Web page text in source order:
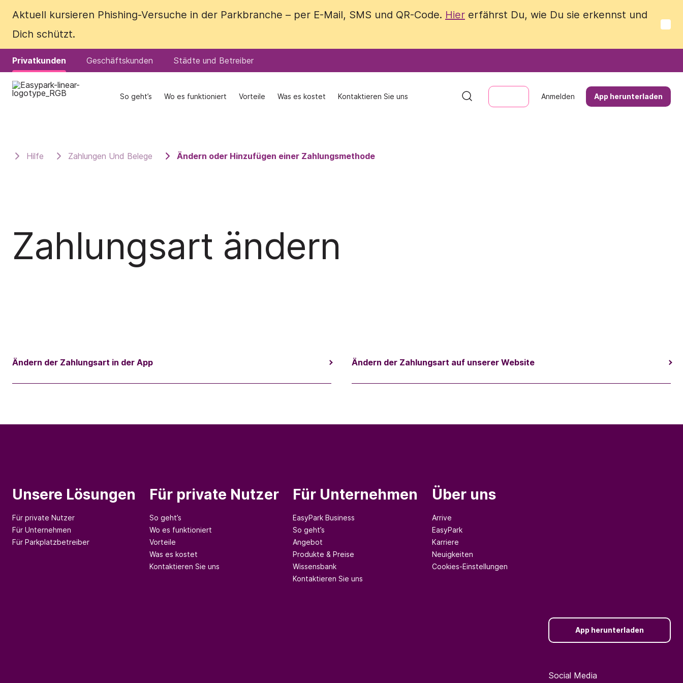
Aktuell kursieren Phishing-Versuche in der Parkbranche – per E-Mail, SMS und QR-Code. Hier erfährst Du, wie Du sie erkennst und
Dich schützt.
Privatkunden Geschäftskunden Städte und Betreiber
So geht’s Wo es funktioniert Vorteile Was es kostet Kontaktieren Sie uns Anmelden App herunterladen
Aktuell kursieren Phishing-Versuche in der Parkbranche – per E-Mail, SMS und QR-Code. Hier erfährst Du, wie Du sie erkennst und
Dich schützt.
Privatkunden Geschäftskunden Städte und Betreiber
So geht’s Wo es funktioniert Vorteile Was es kostet Kontaktieren Sie uns Anmelden App herunterladen
Hilfe Zahlungen Und Belege Ändern oder Hinzufügen einer Zahlungsmethode
Zahlungsart ändern
Ändern der Zahlungsart in der App Ändern der Zahlungsart auf unserer Website
Unsere Lösungen
Für private Nutzer
Für Unternehmen
Für Parkplatzbetreiber
Für private Nutzer
So geht’s
Wo es funktioniert
Vorteile
Was es kostet
Kontaktieren Sie uns
Für Unternehmen
EasyPark Business
So geht’s
Angebot
Produkte & Preise
Wissensbank
Kontaktieren Sie uns
Über uns
Arrive
EasyPark
Karriere
Neuigkeiten
Cookies-Einstellungen
App herunterladen
Social Media